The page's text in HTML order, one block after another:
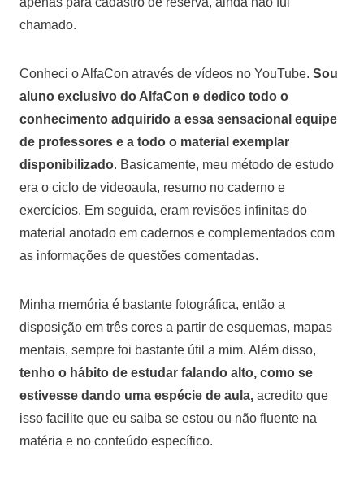
chamado.
Conheci o AlfaCon através de vídeos no YouTube. Sou
aluno exclusivo do AlfaCon e dedico todo o
conhecimento adquirido a essa sensacional equipe
de professores e a todo o material exemplar
disponibilizado. Basicamente, meu método de estudo
era o ciclo de videoaula, resumo no caderno e
exercícios. Em seguida, eram revisões infinitas do
material anotado em cadernos e complementados com
as informações de questões comentadas.
Minha memória é bastante fotográfica, então a
disposição em três cores a partir de esquemas, mapas
mentais, sempre foi bastante útil a mim. Além disso,
tenho o hábito de estudar falando alto, como se
estivesse dando uma espécie de aula, acredito que
isso facilite que eu saiba se estou ou não fluente na
matéria e no conteúdo específico.